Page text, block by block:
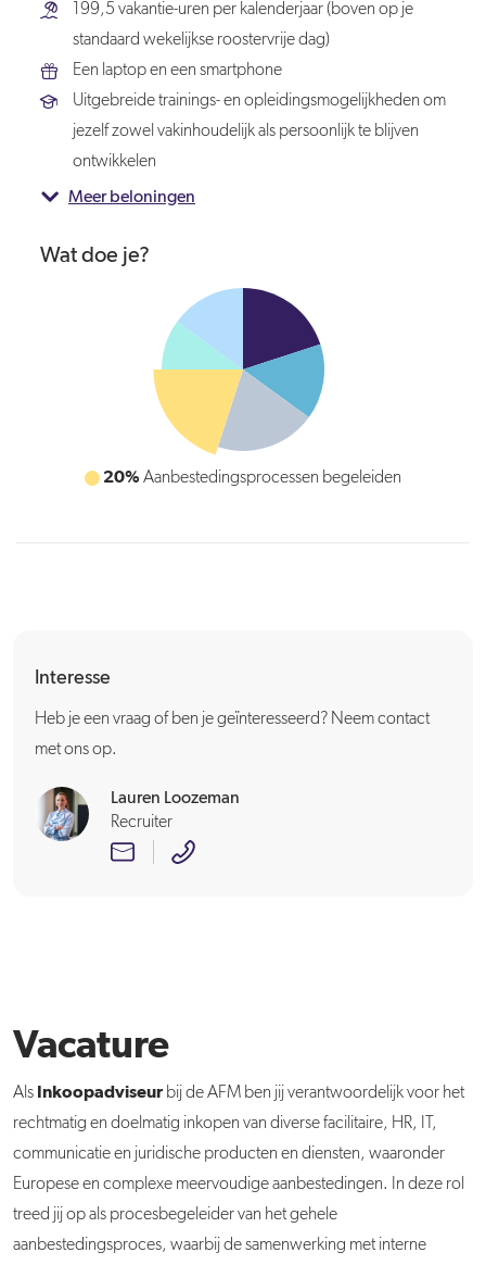
199,5 vakantie-uren per kalenderjaar (boven op je
standaard wekelijkse roostervrije dag)
Een laptop en een smartphone
Uitgebreide trainings- en opleidingsmogelijkheden om
jezelf zowel vakinhoudelijk als persoonlijk te blijven
ontwikkelen
Meer beloningen
Wat doe je?
10% Ad-hocvraagstukken beantwoorden
Interesse
Heb je een vraag of ben je geïnteresseerd? Neem contact
met ons op.
Lauren Loozeman
Recruiter
Vacature
Als Inkoopadviseurbij de AFM ben jij verantwoordelijk voor het
rechtmatig en doelmatig inkopen van diverse facilitaire, HR, IT,
communicatie en juridische producten en diensten, waaronder
Europese en complexe meervoudige aanbestedingen. In deze rol
treed jij op als procesbegeleider van het gehele
aanbestedingsproces, waarbij de samenwerking met interne